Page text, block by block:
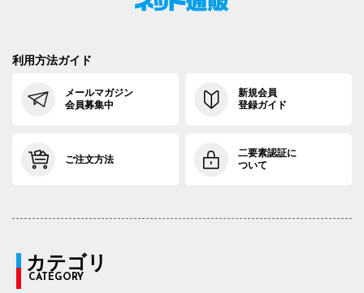
利用方法ガイド
メールマガジン
会員募集中
新規会員
登録ガイド
ご注文方法
二要素認証に
ついて
カテゴリ
CATEGORY